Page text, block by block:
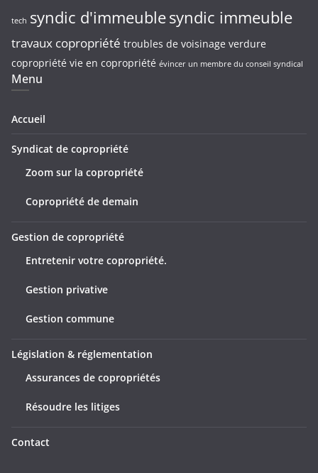
tech syndic d'immeublesyndic immeuble
travaux copropriété troubles de voisinage verdure
copropriété vie en copropriété évincer un membre du conseil syndical
Menu
Accueil
Syndicat de copropriété
Zoom sur la copropriété
Copropriété de demain
Gestion de copropriété
Entretenir votre copropriété.
Gestion privative
Gestion commune
Législation & réglementation
Assurances de copropriétés
Résoudre les litiges
Contact